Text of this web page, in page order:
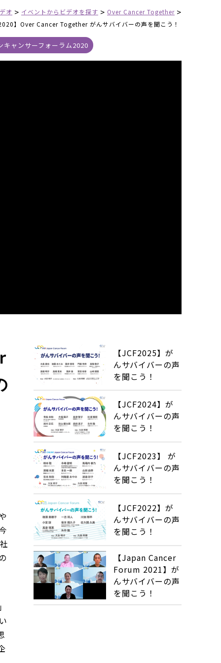
オ > イベントからビデオを探す > Over Cancer Together >
】Over Cancer Together がんサバイバーの声を聞こう！
キャンサーフォーラム2020
【JCF2025】が
んサバイバーの声
を聞こう！
【JCF2024】が
んサバイバーの声
を聞こう！
【JCF2023】 が
んサバイバーの声
を聞こう！
【JCF2022】が
んサバイバーの声
を聞こう！
【Japan Cancer
Forum 2021】が
んサバイバーの声
を聞こう！